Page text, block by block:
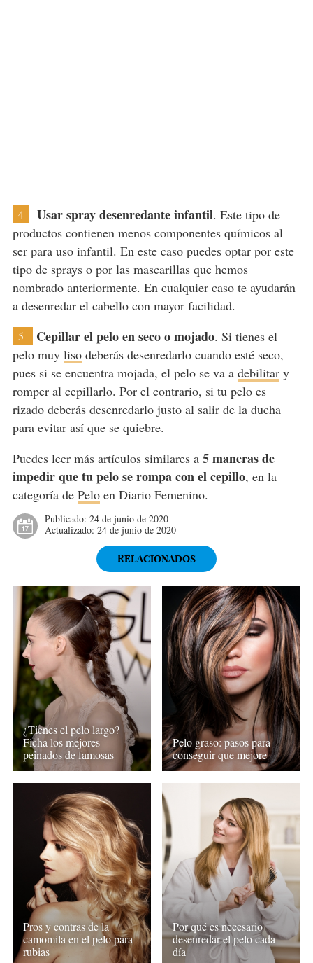
4 Usar spray desenredante infantil. Este tipo de
productos contienen menos componentes químicos al
ser para uso infantil. En este caso puedes optar por este
tipo de sprays o por las mascarillas que hemos
nombrado anteriormente. En cualquier caso te ayudarán
a desenredar el cabello con mayor facilidad.
5 Cepillar el pelo en seco o mojado. Si tienes el
pelo muy lisodeberás desenredarlo cuando esté seco,
pues si se encuentra mojada, el pelo se va a debilitary
romper al cepillarlo. Por el contrario, si tu pelo es
rizado deberás desenredarlo justo al salir de la ducha
para evitar así que se quiebre.
Puedes leer más artículos similares a 5 maneras de
impedir que tu pelo se rompa con el cepillo, en la
categoría de Peloen Diario Femenino.
Publicado: 24 de junio de 2020
Actualizado: 24 de junio de 2020
RELACIONADOS
¿Tienes el pelo largo?
Ficha los mejores
peinados de famosas
Pelo graso: pasos para
conseguir que mejore
Pros y contras de la
camomila en el pelo para
rubias
Por qué es necesario
desenredar el pelo cada
día